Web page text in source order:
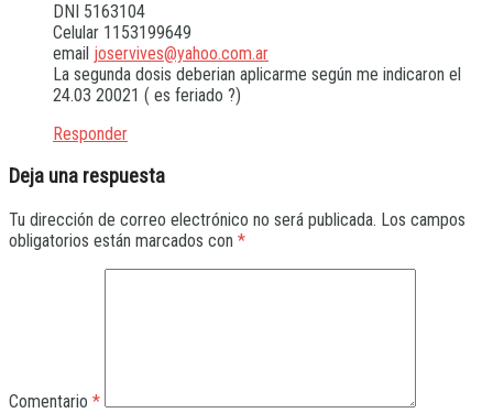
DNI 5163104
Celular 1153199649
email joservives@yahoo.com.ar
La segunda dosis deberian aplicarme según me indicaron el
24.03 20021 ( es feriado ?)
Responder
Deja una respuesta
Tu dirección de correo electrónico no será publicada. Los campos
obligatorios están marcados con *
Comentario *